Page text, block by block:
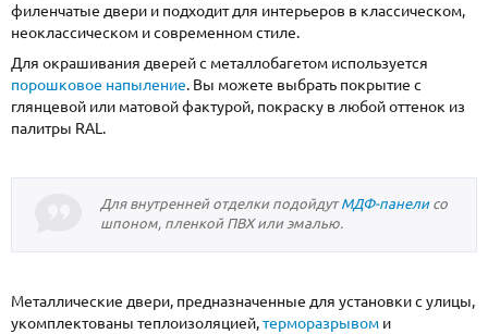
филенчатые двери и подходит для интерьеров в классическом,
неоклассическом и современном стиле.
Для окрашивания дверей с металлобагетом используется
порошковое напыление. Вы можете выбрать покрытие с
глянцевой или матовой фактурой, покраску в любой оттенок из
палитры RAL.
Для внутренней отделки подойдутМДФ-панелисо
шпоном, пленкой ПВХ или эмалью.
Металлические двери, предназначенные для установки с улицы,
укомплектованы теплоизоляцией,терморазрывом и